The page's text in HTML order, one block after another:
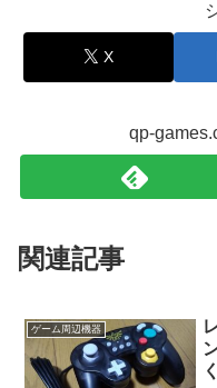
X
qp-
関連記事
ゲーム周辺機器